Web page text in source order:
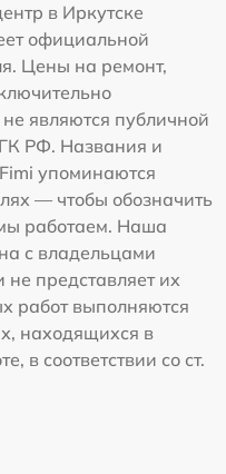
в Иркутске
официальной
Цены на ремонт,
являются публичной
РФ. Названия и
упоминаются
— чтобы обозначить
работаем. Наша
с владельцами
представляет их
работ выполняются
находящихся в
в соответствии со ст.